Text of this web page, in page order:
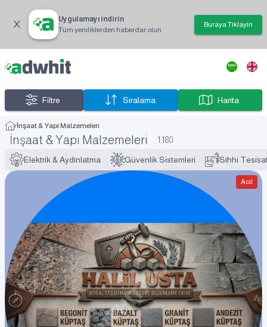
Uygulamayı indirin
Tüm yeniliklerden haberdar olun
Buraya Tıklayın
Filtre Sıralama Harita
/İnşaat & Yapı Malzemeleri
İnşaat & Yapı Malzemeleri 1.180
Elektrik & Aydınlatma Güvenlik Sistemleri Sıhhi
Acil